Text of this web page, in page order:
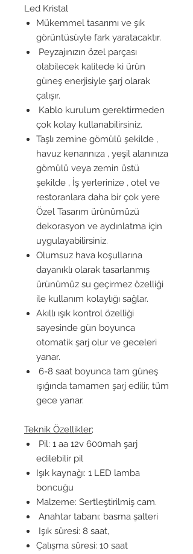
Led Kristal
Mükemmel tasarımı ve şık
görüntüsüyle fark yaratacaktır.
Peyzajınızın özel parçası
olabilecek kalitede ki ürün
güneş enerjisiyle şarj olarak
çalışır.
Kablo kurulum gerektirmeden
çok kolay kullanabilirsiniz.
Taşlı zemine gömülü şekilde ,
havuz kenarınıza , yeşil alanınıza
gömülü veya zemin üstü
şekilde , İş yerlerinize , otel ve
restoranlara daha bir çok yere
Özel Tasarım ürünümüzü
dekorasyon ve aydınlatma için
uygulayabilirsiniz.
Olumsuz hava koşullarına
dayanıklı olarak tasarlanmış
ürünümüz su geçirmez özelliği
ile kullanım kolaylığı sağlar.
Akıllı ışık kontrol özelliği
sayesinde gün boyunca
otomatik şarj olur ve geceleri
yanar.
6-8 saat boyunca tam güneş
ışığında tamamen şarj edilir, tüm
gece yanar.
Teknik Özellikler;
Pil: 1 aa 12v 600mah şarj
edilebilir pil
Işık kaynağı: 1 LED lamba
boncuğu
Malzeme: Sertleştirilmiş cam.
Anahtar tabanı: basma şalteri
Işık süresi: 8 saat,
Çalışma süresi: 10 saat